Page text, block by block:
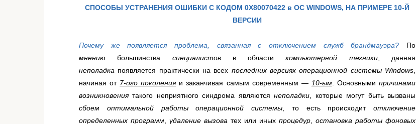
СПОСОБЫ УСТРАНЕНИЯ ОШИБКИ С КОДОМ 0Х80070422 в ОС WINDOWS, НА ПРИМЕРЕ 10-Й
ВЕРСИИ
Почему же появляется проблема, связанная с отключением служб брандмауэра? По
мнениюбольшинства специалистов в областикомпьютерной техники, данная
неполадка появляется практически на всех последних версиях операционной системы Windows
начиная от 7-ого поколенияи заканчивая самым современным — 10-ым. Основнымипричинами
возникновениятакого неприятного синдрома являютсянеполадки , которые могут быть вызваны
сбоем оптимальной работы операционной системы , то есть происходит отключение
определенных программ
удаление вызова тех или иных процедур
остановка работы фоновых